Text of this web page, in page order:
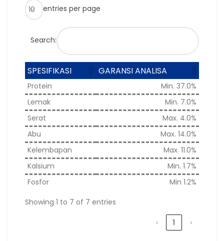
entries per page
Search:
SPESIFIKASI GARANSI ANALISA
Protein
Min. 37.0%
Lemak
Min. 7.0%
Serat
Max. 4.0%
Abu
Max. 14.0%
Kelembapan
Max. 11.0%
Kalsium
Min. 1.7%
Fosfor
Min 1.2%
Showing 1 to 7 of 7 entries
‹ 1 ›